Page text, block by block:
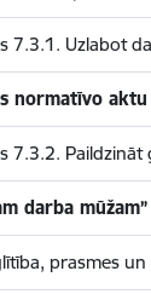
7.3.1. Uzlabot
normatīvo
7.3.2.
darba mūžam”
prasmes